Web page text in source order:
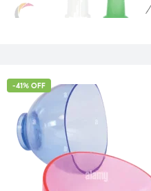
-41% OFF